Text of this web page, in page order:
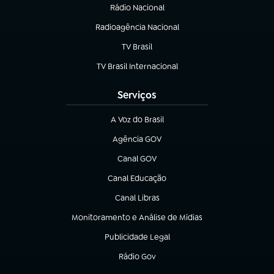
Rádio Nacional
(abre em nova aba)
Radioagência Nacional
(abre em nova aba)
TV Brasil
(abre em nova aba)
TV Brasil Internacional
(abre em nova aba)
Serviços
A Voz do Brasil
(abre em nova aba)
Agência GOV
(abre em nova aba)
Canal GOV
(abre em nova aba)
Canal Educação
(abre em nova aba)
Canal Libras
(abre em nova aba)
Monitoramento e Análise de Mídias
(abre em nova aba)
Publicidade Legal
(abre em nova aba)
Rádio Gov
(abre em nova aba)